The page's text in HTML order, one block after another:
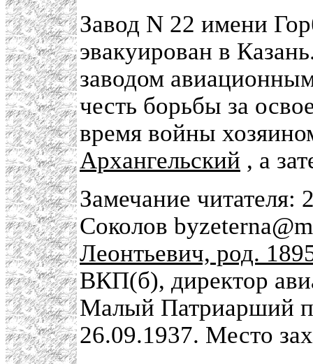
Завод N 22 имени
эвакуирован в
заводом
честь борьбы за
время войны
Архангельский , а
Замечание
Соколов
Леонтьевич, род.
ВКП(б), директор
Малый Патриарший
26.09.1937. Место